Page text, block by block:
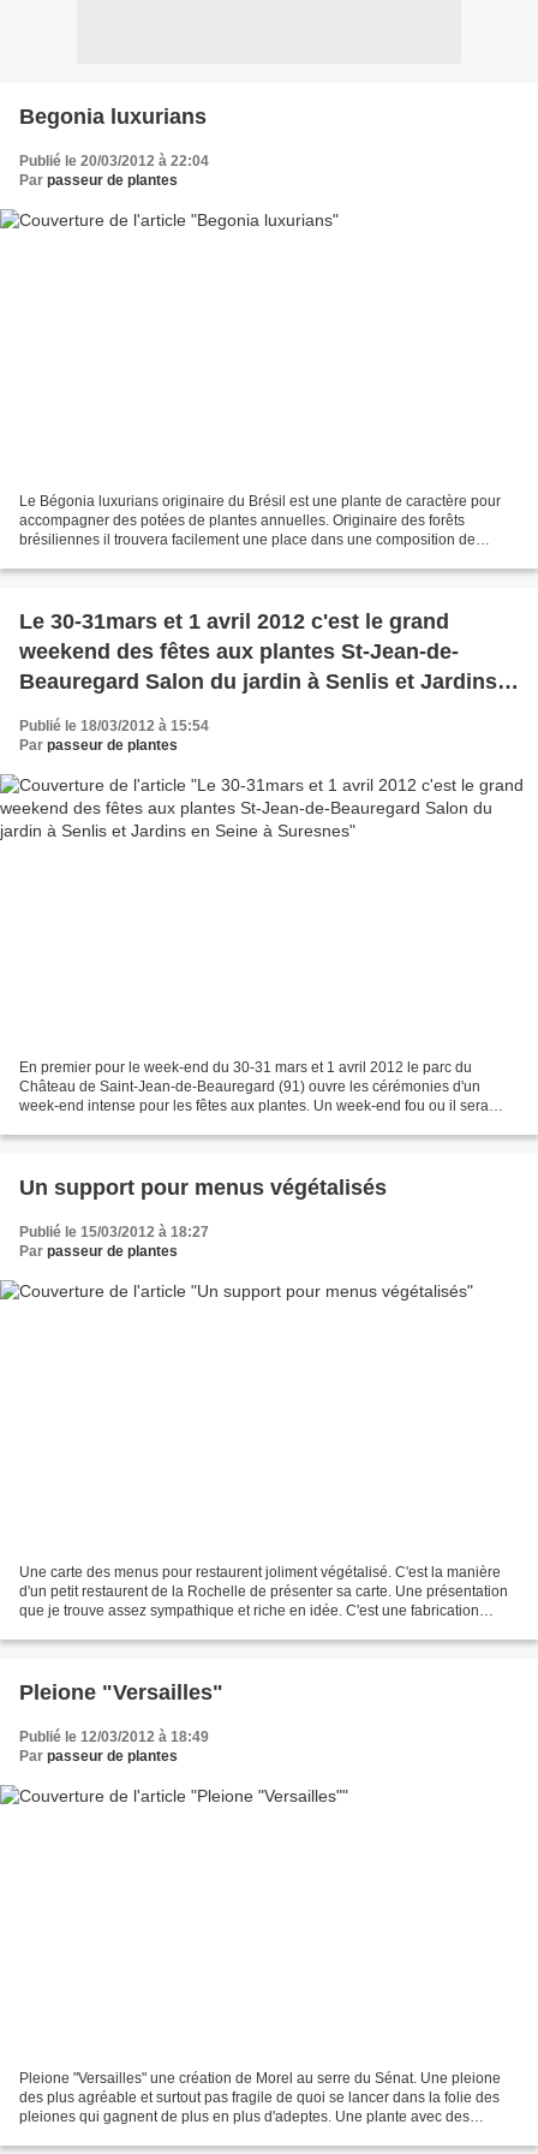
Begonia luxurians
Publié le 20/03/2012 à 22:04
Par passeur de plantes
Le Bégonia luxurians originaire du Brésil est une plante de caractère pour
accompagner des potées de plantes annuelles. Originaire des forêts
brésiliennes il trouvera facilement une place dans une composition de
Le 30-31mars et 1 avril 2012 c'est le grand
weekend des fêtes aux plantes St-Jean-de-
Beauregard Salon du jardin à Senlis et Jardins
en Seine à Suresnes
Publié le 18/03/2012 à 15:54
Par passeur de plantes
En premier pour le week-end du 30-31 mars et 1 avril 2012 le parc du
Château de Saint-Jean-de-Beauregard (91) ouvre les cérémonies d'un
week-end intense pour les fêtes aux plantes. Un week-end fou ou il sera
Un support pour menus végétalisés
Publié le 15/03/2012 à 18:27
Par passeur de plantes
Une carte des menus pour restaurent joliment végétalisé. C'est la manière
d'un petit restaurent de la Rochelle de présenter sa carte. Une présentation
que je trouve assez sympathique et riche en idée. C'est une fabrication
Pleione "Versailles"
Publié le 12/03/2012 à 18:49
Par passeur de plantes
Pleione "Versailles" une création de Morel au serre du Sénat. Une pleione
des plus agréable et surtout pas fragile de quoi se lancer dans la folie des
pleiones qui gagnent de plus en plus d'adeptes. Une plante avec des